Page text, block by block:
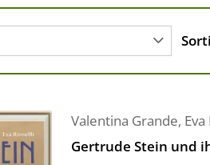
Valentina Grande,
Gertrude Stein und